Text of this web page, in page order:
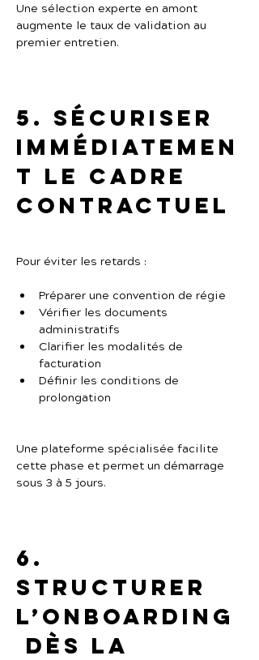
Une sélection experte en amont
augmente le taux de validation au
premier entretien.
5. Sécuriser
immédiatemen
t le cadre
contractuel
Pour éviter les retards :
Préparer une convention de régie
Vérifier les documents
administratifs
Clarifier les modalités de
facturation
Définir les conditions de
prolongation
Une plateforme spécialisée facilite
cette phase et permet un démarrage
sous 3 à 5 jours.
6.
Structurer
l’onboarding
dès la